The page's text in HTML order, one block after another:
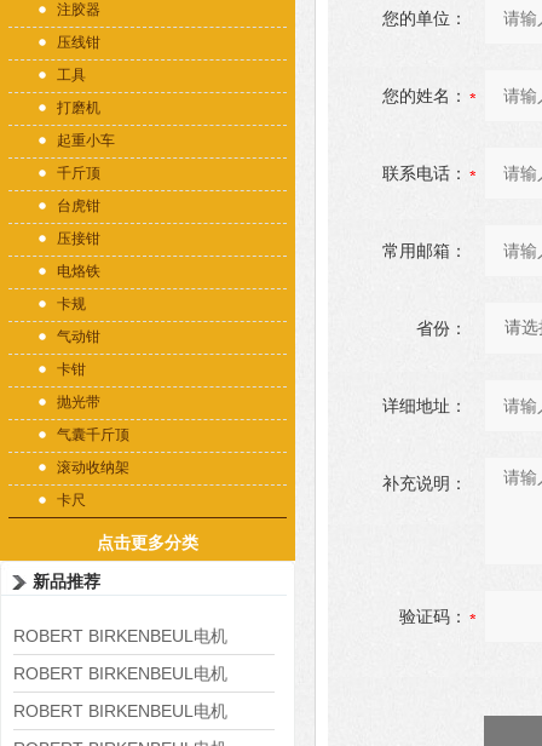
注胶器
压线钳
工具
打磨机
起重小车
千斤顶
台虎钳
压接钳
电烙铁
卡规
气动钳
卡钳
抛光带
气囊千斤顶
滚动收纳架
卡尺
点击更多分类
新品推荐
ROBERT BIRKENBEUL电机
8APE225M-4-IE3
ROBERT BIRKENBEUL电机
8APE180L-4 IE3
ROBERT BIRKENBEUL电机
您的单位：
您的姓名：
联系电话：
常用邮箱：
省份：
详细地址：
补充说明：
验证码：